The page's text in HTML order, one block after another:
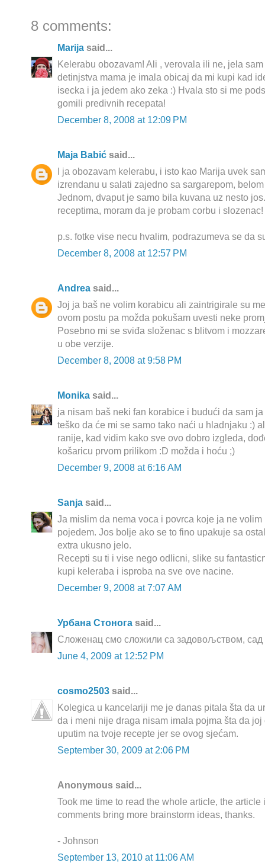
8 comments:
Marija said...
Kelerabu obozavam! Ali , verovala ili ne, jela
detinjstva mama je imala obicaj da mi kupi kad
isecka i ja jedem ako zeka :) Hvala sto si me
gomili predivnih recepata!
December 8, 2008 at 12:09 PM
Maja Babić said...
I ja obozavam kelerabu, i isto kao Marija uvek
izrendanu u salati zajedno sa sargarepom,
Jednom, dvaput je samo bila kuvana uz nesto
receptima, moram da je probam corbu i slozenac!
p.s. fotke vise necu hvalim, podrazumeva se da
December 8, 2008 at 12:57 PM
Andrea said...
Joj ja baš ne volim korabicu ali zaintrigirale su
ovom postu pa možda pokušam uvesti neke
Posebno mi se sviđa složenac s blitvom i
u obe verzije.
December 8, 2008 at 9:58 PM
Monika said...
ja nisam baš neki fan korabice i budući da sam
teško da će mi se samo tako naći u hladnjaku :)
ranije, kad vidim kako sve ovo dobro izgleda,
košaricu prvom prilikom :D možda i hoću ;)
December 9, 2008 at 6:16 AM
Sanja said...
Ja mislim da nema voca i povrca koje ja ne
pojedem. Jos bolje ako se to fino upakuje sa
extra ukusno jelo.
Recepti su ti i vise nego odlicni, slike su
kupi keleraba i isproba na sve ove nacine.
December 9, 2008 at 7:07 AM
Урбана Стонога said...
Сложенац смо сложили са задовољством, сад
June 4, 2009 at 12:52 PM
cosmo2503 said...
Kolegica u kancelariji me je danas pitala šta da
da i meni nije draga nisam imala pojma šta da
uputim na tvoje recepte jer se ovog sjećam.
September 30, 2009 at 2:06 PM
Anonymous said...
Took me time to read the whole article, the article
comments bring more brainstorm ideas, thanks.
- Johnson
September 13, 2010 at 11:06 AM